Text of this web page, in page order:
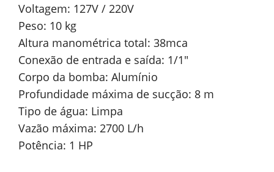
Voltagem: 127V / 220V
Peso: 10 kg
Altura manométrica total: 38mca
Conexão de entrada e saída: 1/1″
Corpo da bomba: Alumínio
Profundidade máxima de sucção: 8 m
Tipo de água: Limpa
Vazão máxima: 2700 L/h
Potência: 1 HP